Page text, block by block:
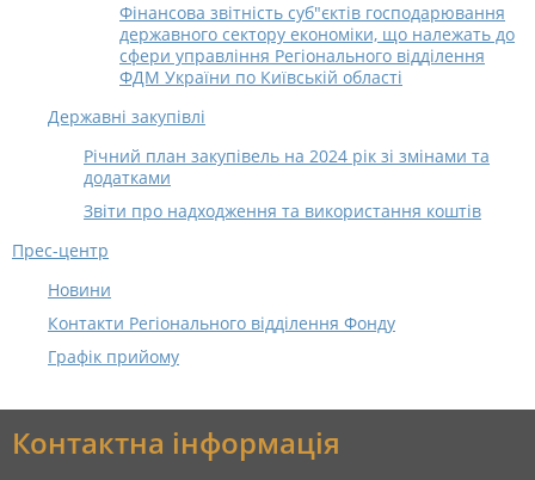
Фінансова звітність суб"єктів господарювання
державного сектору економіки, що належать до
сфери управління Регіонального відділення
ФДМ України по Київській області
Державні закупівлі
Річний план закупівель на 2024 рік зі змінами та
додатками
Звіти про надходження та використання коштів
Прес-центр
Новини
Контакти Регіонального відділення Фонду
Графік прийому
Контактна інформація